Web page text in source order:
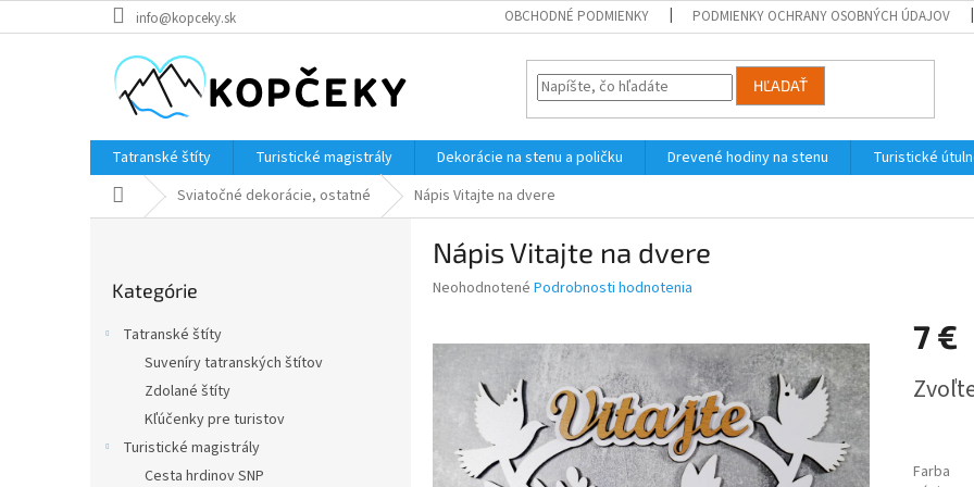
na
info@kopceky.sk OBCHODNÉ PODMIENKY PODMIENKY OCHRANY OSOBNÝCH ÚDAJOV
HĽADAŤ
Tatranské štíty Turistické magistrály Dekorácie na stenu a poličku Drevené hodiny na stenu Turistické
DomovSviatočné dekorácie, ostatné Nápis Vitajte na dvere
kategórie
Kategórie
Tatranské štíty
Suveníry tatranských štítov
Zdolané štíty
Kľúčenky pre turistov
Turistické magistrály
Cesta hrdinov SNP
Nápis Vitajte na dvere
Priemerné
je
z
hviezdičiek.
Neohodnotené Podrobnosti hodnotenia
7 €
cena:
Farba